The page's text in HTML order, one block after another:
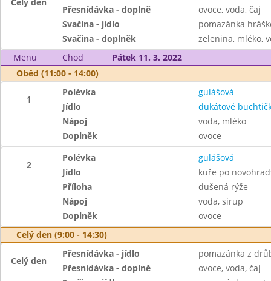
Přesnídávka - doplně
ovoce, voda, čaj
Svačina - jídlo
pomazánka
Svačina - doplněk
zelenina, mléko,
Menu
Chod
Pátek 11. 3. 2022
Oběd (11:00 - 14:00)
1
Polévka
gulášová
Jídlo
dukátové
Nápoj
voda, mléko
Doplněk
ovoce
2
Polévka
gulášová
Jídlo
kuře po
Příloha
dušená rýže
Nápoj
voda, sirup
Doplněk
ovoce
Celý den (9:00 - 14:30)
Celý den
Přesnídávka - jídlo
pomazánka z
Přesnídávka - doplně
ovoce, voda, čaj